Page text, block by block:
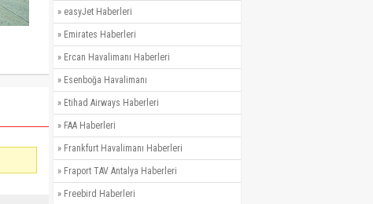
» easyJet Haberleri
» Emirates Haberleri
» Ercan Havalimanı Haberleri
» Esenboğa Havalimanı
» Etihad Airways Haberleri
» FAA Haberleri
» Frankfurt Havalimanı Haberleri
» Fraport TAV Antalya Haberleri
» Freebird Haberleri